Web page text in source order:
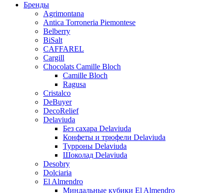
Бренды
Agrimontana
Antica Torroneria Piemontese
Belberry
BiSalt
CAFFAREL
Cargill
Chocolats Camille Bloch
Camille Bloch
Ragusa
Cristalco
DeBuyer
DecoRelief
Delaviuda
Без сахара Delaviuda
Конфеты и трюфели Delaviuda
Турроны Delaviuda
Шоколад Delaviuda
Desobry
Dolciaria
El Almendro
Миндальные кубики El Almendro